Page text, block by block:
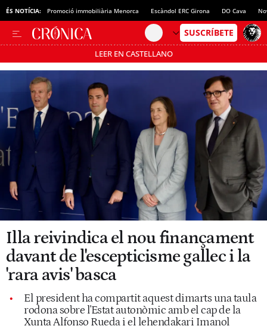
ÉS NOTÍCIA: Promoció immobiliària Menorca Escàndol ERC Girona DO Cava
LEER EN CASTELLANO
Passa’t al mode estalvi
Illa reivindica el nou finançament
davant de l'escepticisme gallec i la
'rara avis' basca
El president ha compartit aquest dimarts una taula
rodona sobre l'Estat autonòmic amb el cap de la
Xunta Alfonso Rueda i el lehendakari Imanol